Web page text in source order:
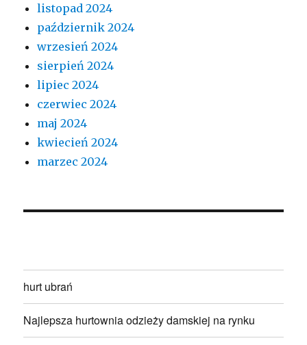
listopad 2024
październik 2024
wrzesień 2024
sierpień 2024
lipiec 2024
czerwiec 2024
maj 2024
kwiecień 2024
marzec 2024
hurt ubrań
Najlepsza hurtownia odzieży damskiej na rynku